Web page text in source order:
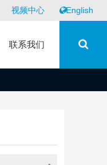
视频中心 English
联系我们